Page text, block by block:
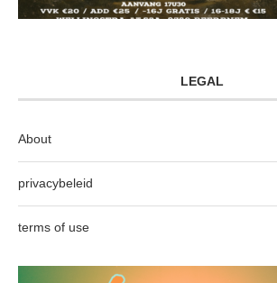
LEGAL
About
privacybeleid
terms of use